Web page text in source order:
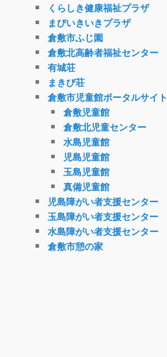
くらしき健康福祉プラザ
まびいきいきプラザ
倉敷市ふじ園
倉敷北高齢者福祉センター
有城荘
まきび荘
倉敷市児童館ポータルサイト
倉敷児童館
倉敷北児童センター
水島児童館
児島児童館
玉島児童館
真備児童館
児島障がい者支援センター
玉島障がい者支援センター
水島障がい者支援センター
倉敷市憩の家